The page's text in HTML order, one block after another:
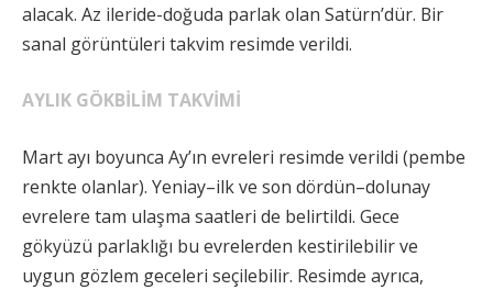
alacak. Az ileride-doğuda parlak olan Satürn’dür. Bir
sanal görüntüleri takvim resimde verildi.
AYLIK GÖKBİLİM TAKVİMİ
Mart ayı boyunca Ay’ın evreleri resimde verildi (pembe
renkte olanlar). Yeniay–ilk ve son dördün–dolunay
evrelere tam ulaşma saatleri de belirtildi. Gece
gökyüzü parlaklığı bu evrelerden kestirilebilir ve
uygun gözlem geceleri seçilebilir. Resimde ayrıca,